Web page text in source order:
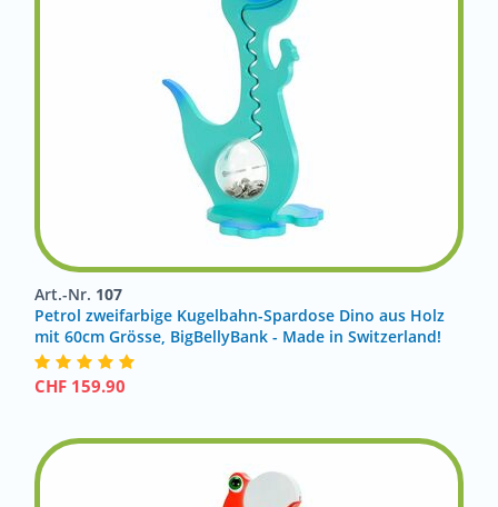
Art.-Nr. 107
Petrol zweifarbige Kugelbahn-Spardose Dino aus Holz
mit 60cm Grösse, BigBellyBank - Made in Switzerland!
CHF 159.90